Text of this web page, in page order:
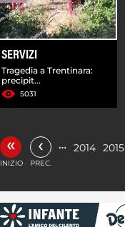
SERVIZI
Tragedia a Trentinara:
precipit...
5031
«
INIZIO
‹
PREC.
… 2014 2015